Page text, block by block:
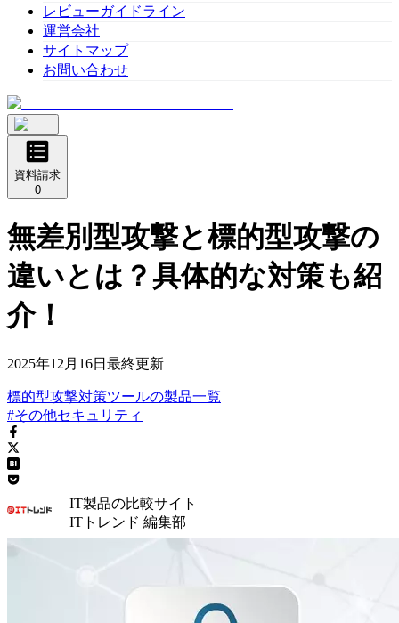
レビューガイドライン
運営会社
サイトマップ
お問い合わせ
資料請求
0
無差別型攻撃と標的型攻撃の
違いとは？具体的な対策も紹
介！
2025年12月16日 最終更新
標的型攻撃対策ツールの製品一覧
#その他セキュリティ
IT製品の比較サイト
ITトレンド 編集部